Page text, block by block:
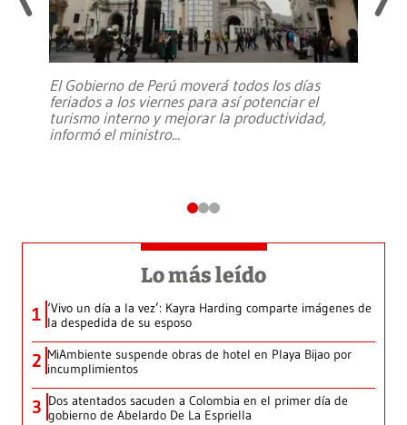
El Gobierno de Perú moverá todos los días
feriados a los viernes para así potenciar el
turismo interno y mejorar la productividad,
informó el ministro...
Lo más leído
1 ‘Vivo un día a la vez’: Kayra Harding comparte imágenes de
la despedida de su esposo
2 MiAmbiente suspende obras de hotel en Playa Bijao por
incumplimientos
3 Dos atentados sacuden a Colombia en el primer día de
gobierno de Abelardo De La Espriella